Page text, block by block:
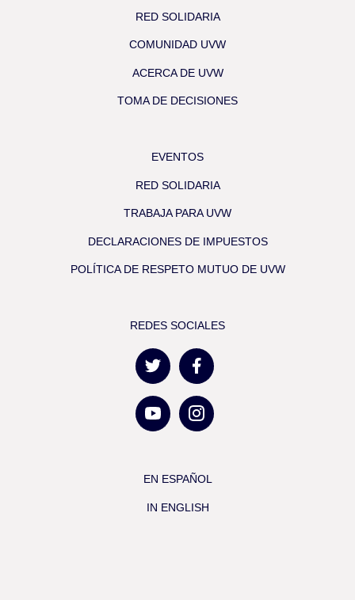
RED SOLIDARIA
COMUNIDAD UVW
ACERCA DE UVW
TOMA DE DECISIONES
EVENTOS
RED SOLIDARIA
TRABAJA PARA UVW
DECLARACIONES DE IMPUESTOS
POLÍTICA DE RESPETO MUTUO DE UVW
REDES SOCIALES
EN ESPAÑOL
IN ENGLISH